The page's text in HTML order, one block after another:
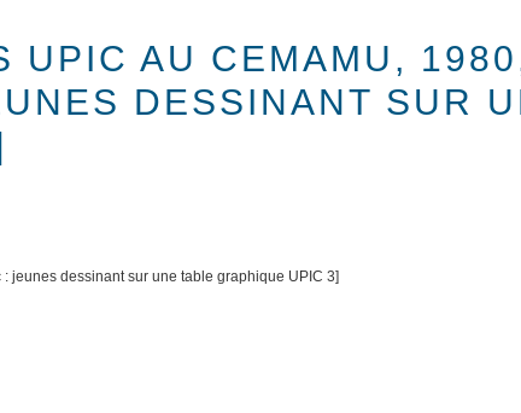
UPIC AU CEMAMU,
DESSINANT SUR
jeunes dessinant sur une table graphique UPIC 3]